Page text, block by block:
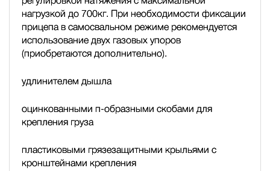
нагрузкой до 700кг. При необходимости фиксации
прицепа в самосвальном режиме рекомендуется
использование двух газовых упоров
(приобретаются дополнительно).
удлинителем дышла
оцинкованными п-образными скобами для
крепления груза
пластиковыми грязезащитными крыльями с
кронштейнами крепления